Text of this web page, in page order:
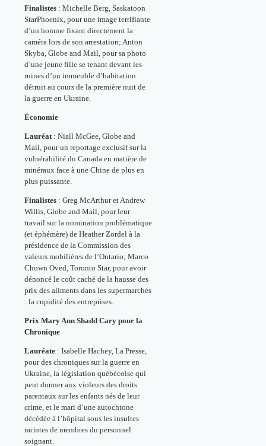
Finalistes : Michelle Berg, Saskatoon
StarPhoenix, pour une image terrifiante
d’un homme fixant directement la
caméra lors de son arrestation; Anton
Skyba, Globe and Mail, pour sa photo
d’une jeune fille se tenant devant les
ruines d’un immeuble d’habitation
détruit au cours de la première nuit de
la guerre en Ukraine.
Économie
Lauréat : Niall McGee, Globe and
Mail, pour un reportage exclusif sur la
vulnérabilité du Canada en matière de
minéraux face à une Chine de plus en
plus puissante.
Finalistes : Greg McArthur et Andrew
Willis, Globe and Mail, pour leur
travail sur la nomination problématique
(et éphémère) de Heather Zordel à la
présidence de la Commission des
valeurs mobilières de l’Ontario; Marco
Chown Oved, Toronto Star, pour avoir
dénoncé le coût caché de la hausse des
prix des aliments dans les supermarchés
: la cupidité des entreprises.
Prix Mary Ann Shadd Cary pour la
Chronique
Lauréate : Isabelle Hachey, La Presse,
pour des chroniques sur la guerre en
Ukraine, la législation québécoise qui
peut donner aux violeurs des droits
parentaux sur les enfants nés de leur
crime, et le mari d’une autochtone
décédée à l’hôpital sous les insultes
racistes de membres du personnel
soignant.